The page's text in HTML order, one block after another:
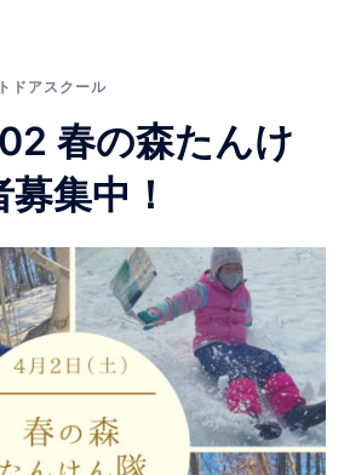
ドアスクール
春の森たんけ
集中！